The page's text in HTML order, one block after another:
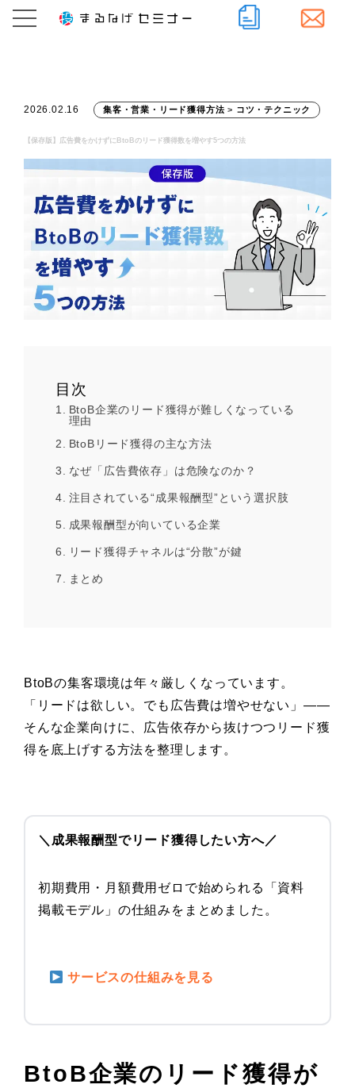
2026.02.16 集客・営業・リード獲得方法 > コツ・テクニック
【保存版】広告費をかけずにBtoBのリード獲得数を増やす5つの方法
目次
BtoB企業のリード獲得が難しくなっている
理由
BtoBリード獲得の主な方法
なぜ「広告費依存」は危険なのか？
注目されている“成果報酬型”という選択肢
成果報酬型が向いている企業
リード獲得チャネルは“分散”が鍵
まとめ
BtoBの集客環境は年々厳しくなっています。
「リードは欲しい。でも広告費は増やせない」――
そんな企業向けに、広告依存から抜けつつリード獲
得を底上げする方法を整理します。
＼成果報酬型でリード獲得したい方へ／
初期費用・月額費用ゼロで始められる「資料
掲載モデル」の仕組みをまとめました。
サービスの仕組みを見る
BtoB企業のリード獲得が